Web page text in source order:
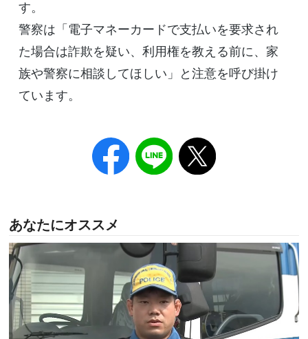
す。
警察は「電子マネーカードで支払いを要求され
た場合は詐欺を疑い、利用権を教える前に、家
族や警察に相談してほしい」と注意を呼び掛け
ています。
あなたにオススメ